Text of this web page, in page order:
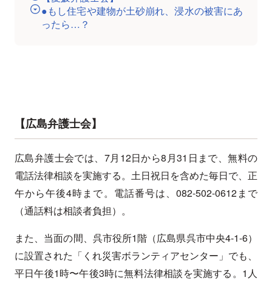
●もし住宅や建物が土砂崩れ、浸水の被害にあ
ったら…？
【広島弁護士会】
広島弁護士会では、7月12日から8月31日まで、無料の
電話法律相談を実施する。土日祝日を含めた毎日で、正
午から午後4時まで。電話番号は、082-502-0612まで
（通話料は相談者負担）。
また、当面の間、呉市役所1階（広島県呉市中央4-1-6）
に設置された「くれ災害ボランティアセンター」でも、
平日午後1時〜午後3時に無料法律相談を実施する。1人